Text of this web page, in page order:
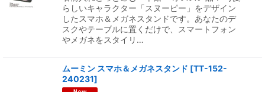
らしいキャラクター「スヌーピー」をデザイン
したスマホ＆メガネスタンドです。あなたのデ
スクやテーブルに置くだけで、スマートフォン
やメガネをスタイリ…
ムーミン スマホ＆メガネスタンド [TT-152-
240231]